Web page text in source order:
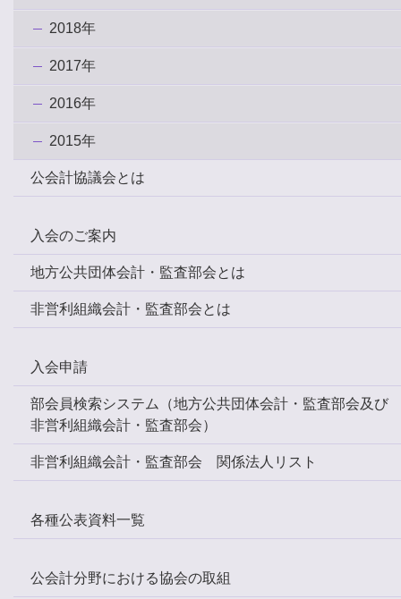
2018年
2017年
2016年
2015年
公会計協議会とは
入会のご案内
地方公共団体会計・監査部会とは
非営利組織会計・監査部会とは
入会申請
部会員検索システム（地方公共団体会計・監査部会及び
非営利組織会計・監査部会）
非営利組織会計・監査部会 関係法人リスト
各種公表資料一覧
公会計分野における協会の取組